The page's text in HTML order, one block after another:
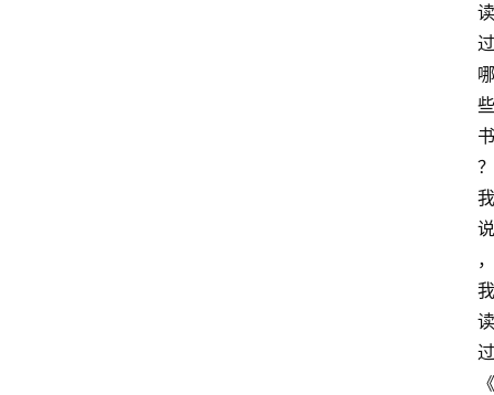
读
过
哪
些
书
？
我
说
，
我
读
过
《